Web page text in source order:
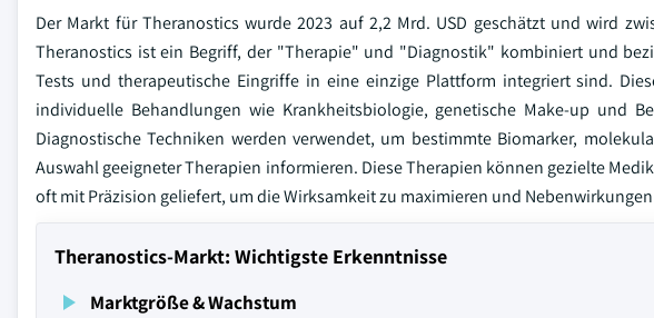
Der Markt für Theranostics wurde 2023 auf 2,2 Mrd. USD geschätzt und wird
Theranostics ist ein Begriff, der "Therapie" und "Diagnostik" kombiniert und
Tests und therapeutische Eingriffe in eine einzige Plattform integriert sind.
individuelle Behandlungen wie Krankheitsbiologie, genetische Make-up und
Diagnostische Techniken werden verwendet, um bestimmte Biomarker,
Auswahl geeigneter Therapien informieren. Diese Therapien können gezielte
oft mit Präzision geliefert, um die Wirksamkeit zu maximieren und
Theranostics-Markt: Wichtigste Erkenntnisse
Marktgröße & Wachstum